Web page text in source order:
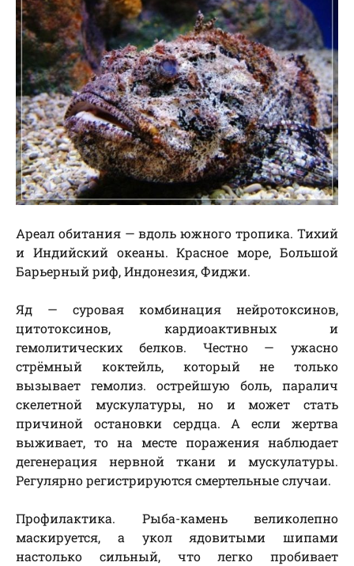
Ареал обитания — вдоль южного тропика. Тихий
и Индийский океаны. Красное море, Большой
Барьерный риф, Индонезия, Фиджи.
Яд — суровая комбинация нейротоксинов,
цитотоксинов, кардиоактивных и
гемолитических белков. Честно — ужасно
стрёмный коктейль, который не только
вызывает гемолиз. острейшую боль, паралич
скелетной мускулатуры, но и может стать
причиной остановки сердца. А если жертва
выживает, то на месте поражения наблюдает
дегенерация нервной ткани и мускулатуры.
Регулярно регистрируются смертельные случаи.
Профилактика. Рыба-камень великолепно
маскируется, а укол ядовитыми шипами
настолько сильный, что легко пробивает